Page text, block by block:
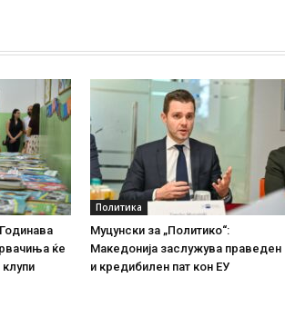
ќе
Политика
Муцунски за „Политико“:
Македонија заслужува праведен
и кредибилен пат кон ЕУ